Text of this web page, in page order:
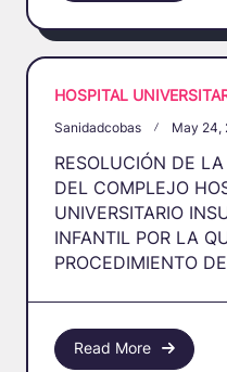
HOSPITAL
Sanidadcobas May 24,
RESOLUCIÓN DE
DEL COMPLEJO
UNIVERSITARIO
INFANTIL POR LA
PROCEDIMIENTO
Read More